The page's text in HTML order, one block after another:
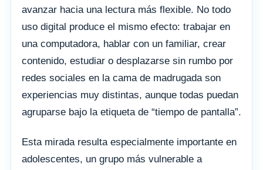
avanzar hacia una lectura más flexible. No todo
uso digital produce el mismo efecto: trabajar en
una computadora, hablar con un familiar, crear
contenido, estudiar o desplazarse sin rumbo por
redes sociales en la cama de madrugada son
experiencias muy distintas, aunque todas puedan
agruparse bajo la etiqueta de “tiempo de pantalla”.
Esta mirada resulta especialmente importante en
adolescentes, un grupo más vulnerable a